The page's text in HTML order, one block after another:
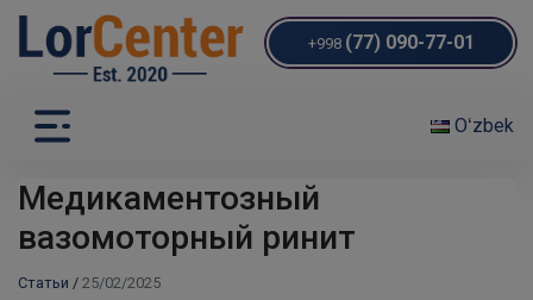
+998 (77) 090-77-01
Oʻzbek
Медикаментозный
вазомоторный ринит
Статьи / 25/02/2025